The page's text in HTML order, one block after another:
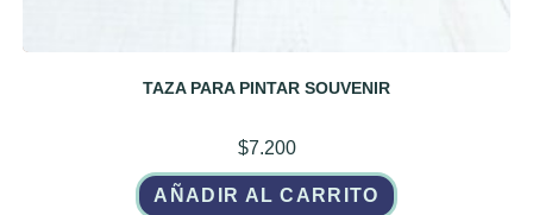
TAZA PARA PINTAR SOUVENIR
$7.200
AÑADIR AL CARRITO